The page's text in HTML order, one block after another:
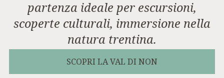
partenza ideale per escursioni,
scoperte culturali, immersione nella
natura trentina.
SCOPRI LA VAL DI NON